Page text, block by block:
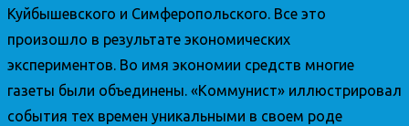
Куйбышевского и Симферопольского. Все это
произошло в результате экономических
экспериментов. Во имя экономии средств многие
газеты были объединены. «Коммунист» иллюстрировал
события тех времен уникальными в своем роде